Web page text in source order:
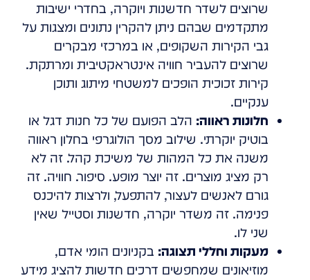
שרוצים לשדר חדשנות ויוקרה, בחדרי ישיבות
מתקדמים שבהם ניתן להקרין נתונים ומצגות על
גבי הקירות השקופים, או במרכזי מבקרים
שרוצים להעביר חוויה אינטראקטיבית ומרתקת.
קירות זכוכית הופכים למשטחי מיתוג ותוכן
ענקיים.
חלונות ראווה: הלב הפועם של כל חנות דגל או
בוטיק יוקרתי. שילוב מסך הולוגרפי בחלון ראווה
משנה את כל המהות של משיכת קהל. זה לא
רק מציג מוצרים. זה יוצר מופע. סיפור. חוויה. זה
גורם לאנשים לעצור, להתפעל, ולרצות להיכנס
פנימה. זה משדר יוקרה, חדשנות וסטייל שאין
שני לו.
מעקות וחללי תצוגה: בקניונים הומי אדם,
מוזיאונים שמחפשים דרכים חדשות להציג מידע